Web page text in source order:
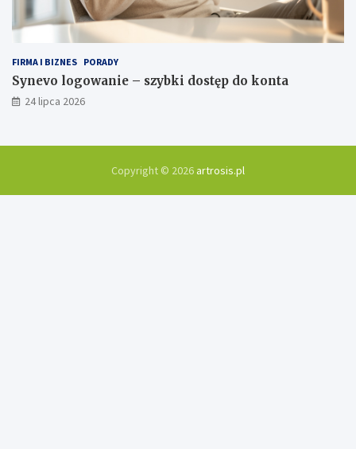
FIRMA I BIZNES PORADY
Synevo logowanie – szybki dostęp do konta
24 lipca 2026
Copyright © 2026artrosis.pl